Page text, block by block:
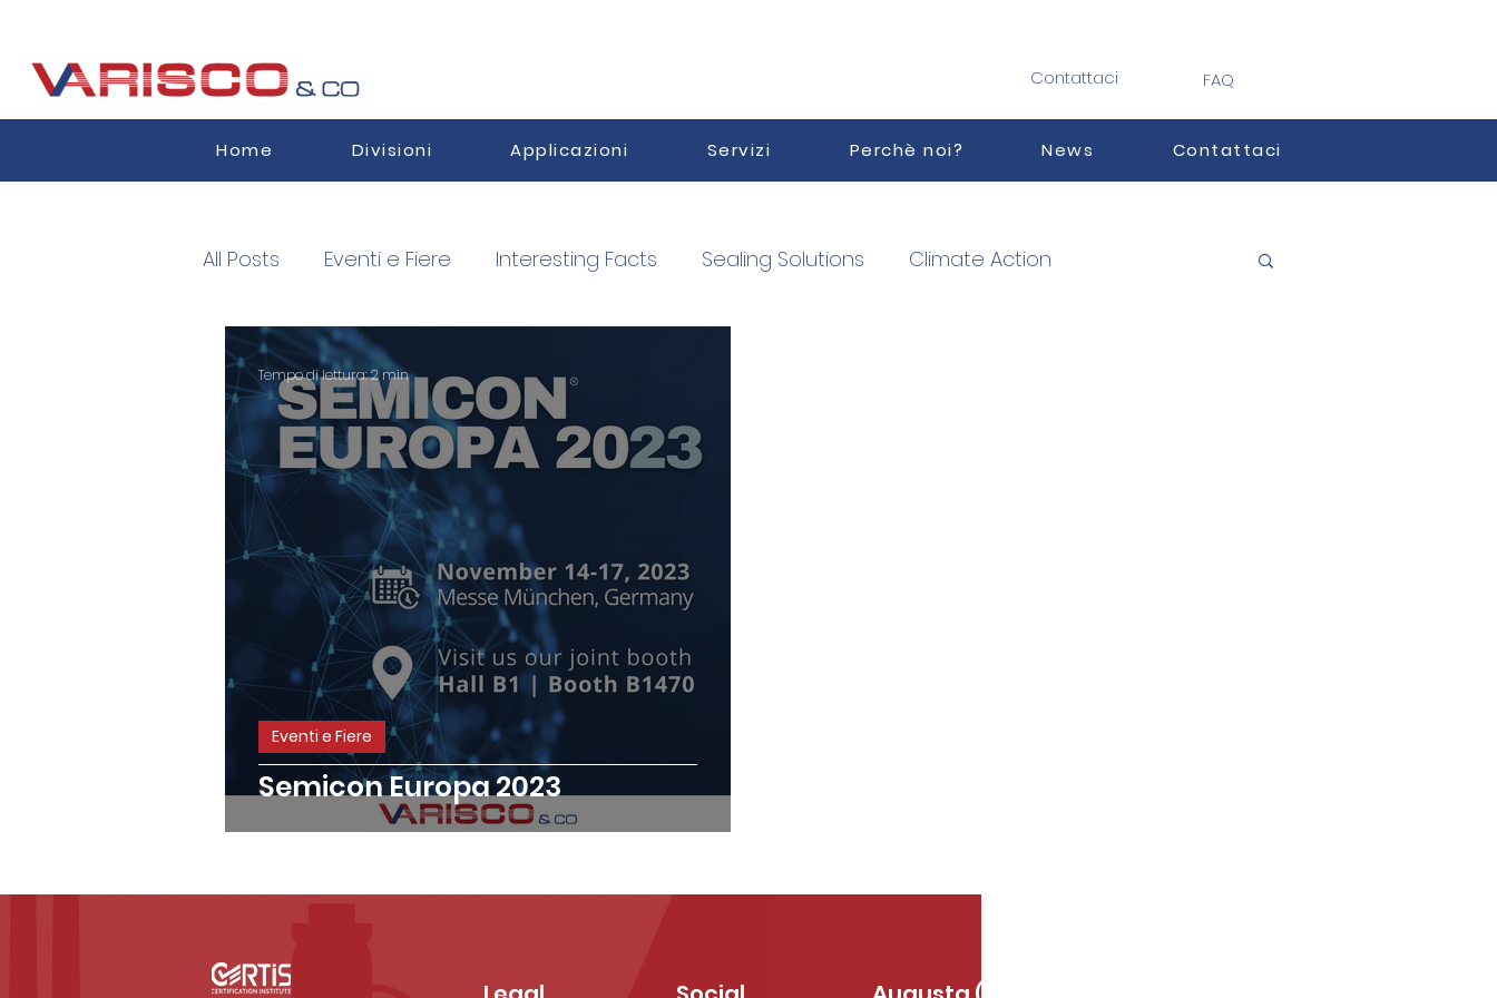
Contattaci FAQ
Home Divisioni Applicazioni Servizi Perchè noi? News Contattaci
All Posts Eventi e Fiere Interesting Facts Sealing Solutions Climate Action
Semiconductors
Semicon Europa 2023
Eventi e Fiere
Tempo di lettura: 2 min